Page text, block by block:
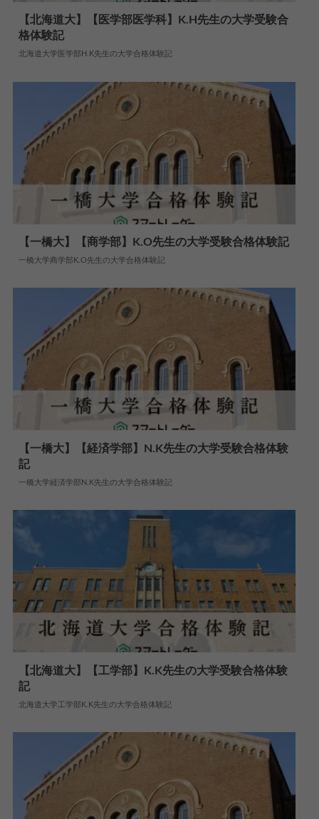
【北海道大】【医学部医学科】K.H先生の大学受験合
格体験記
北海道大学医学部H.K先生の大学合格体験記
【一橋大】【商学部】K.O先生の大学受験合格体験記
一橋大学商学部K.O先生の大学合格体験記
【一橋大】【経済学部】N.K先生の大学受験合格体験
記
一橋大学経済学部N.K先生の大学合格体験記
【北海道大】【工学部】K.K先生の大学受験合格体験
記
北海道大学工学部K.K先生の大学合格体験記